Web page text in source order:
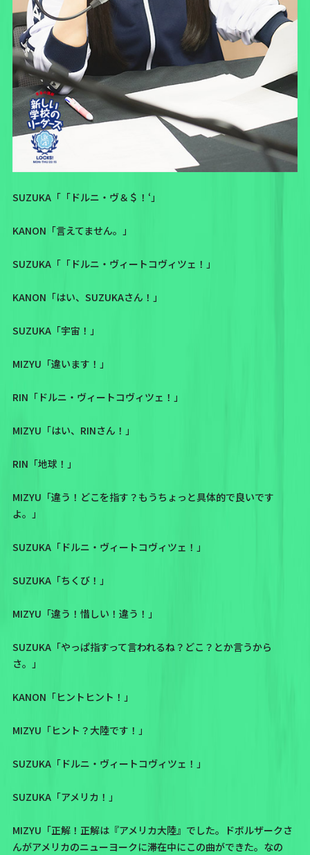
SUZUKA「「ドルニ・ヴ＆＄！‘」
KANON「言えてません。」
SUZUKA「「ドルニ・ヴィートコヴィツェ！」
KANON「はい、SUZUKAさん！」
SUZUKA「宇宙！」
MIZYU「違います！」
RIN「ドルニ・ヴィートコヴィツェ！」
MIZYU「はい、RINさん！」
RIN「地球！」
MIZYU「違う！どこを指す？もうちょっと具体的で良いです
よ。」
SUZUKA「ドルニ・ヴィートコヴィツェ！」
SUZUKA「ちくび！」
MIZYU「違う！惜しい！違う！」
SUZUKA「やっぱ指すって言われるね？どこ？とか言うから
さ。」
KANON「ヒントヒント！」
MIZYU「ヒント？大陸です！」
SUZUKA「ドルニ・ヴィートコヴィツェ！」
SUZUKA「アメリカ！」
MIZYU「正解！正解は『アメリカ大陸』でした。ドボルザークさ
んがアメリカのニューヨークに滞在中にこの曲ができた。なの